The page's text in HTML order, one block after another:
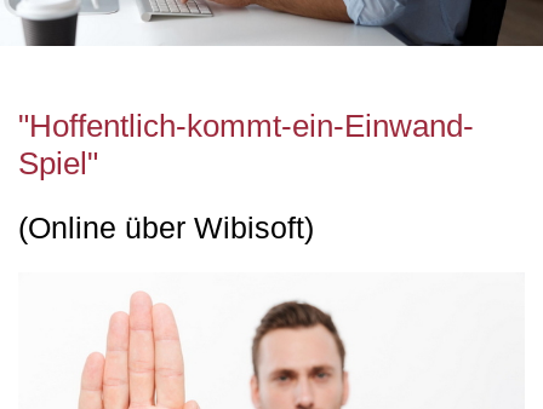
"Hoffentlich-kommt-ein-Einwand-
Spiel"
(Online über Wibisoft)